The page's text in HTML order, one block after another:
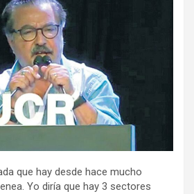
que hay desde hace mucho
Yo diría que hay 3 sectores